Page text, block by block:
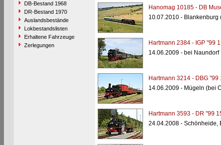
DB-Bestand 1968
DR-Bestand 1970
Auslandsbestände
Lokbestandslisten
Erhaltene Fahrzeuge
Zerlegungen
Hanomag 10185 - DB
10.07.2010 - Blankenburg
Hartmann 2384 - IGP "99
14.06.2009 - bei Naundorf
Hartmann 3214 - DBG "99
14.06.2009 - Mügeln (bei
Hartmann 3593 - DR "99
24.04.2008 - Schönheide,